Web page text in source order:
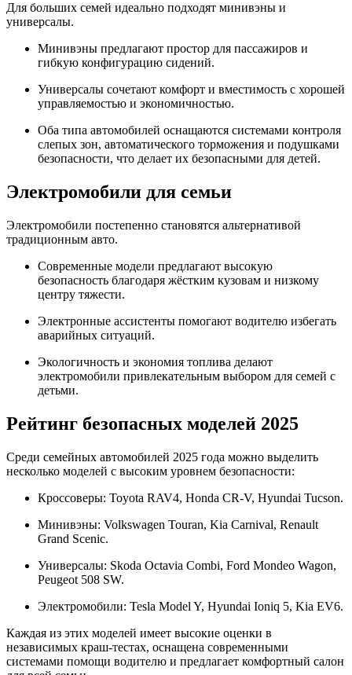
Для больших семей идеально подходят минивэны и
универсалы.
Минивэны предлагают простор для пассажиров и
гибкую конфигурацию сидений.
Универсалы сочетают комфорт и вместимость с хорошей
управляемостью и экономичностью.
Оба типа автомобилей оснащаются системами контроля
слепых зон, автоматического торможения и подушками
безопасности, что делает их безопасными для детей.
Электромобили для семьи
Электромобили постепенно становятся альтернативой
традиционным авто.
Современные модели предлагают высокую
безопасность благодаря жёстким кузовам и низкому
центру тяжести.
Электронные ассистенты помогают водителю избегать
аварийных ситуаций.
Экологичность и экономия топлива делают
электромобили привлекательным выбором для семей с
детьми.
Рейтинг безопасных моделей 2025
Среди семейных автомобилей 2025 года можно выделить
несколько моделей с высоким уровнем безопасности:
Кроссоверы: Toyota RAV4, Honda CR-V, Hyundai Tucson.
Минивэны: Volkswagen Touran, Kia Carnival, Renault
Grand Scenic.
Универсалы: Skoda Octavia Combi, Ford Mondeo Wagon,
Peugeot 508 SW.
Электромобили: Tesla Model Y, Hyundai Ioniq 5, Kia EV6.
Каждая из этих моделей имеет высокие оценки в
независимых краш-тестах, оснащена современными
системами помощи водителю и предлагает комфортный салон